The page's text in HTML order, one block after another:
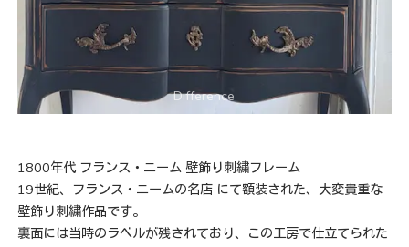
1800年代 フランス・ニーム 壁飾り刺繍フレーム
19世紀、フランス・ニームの名店 にて額装された、大変貴重な
壁飾り刺繍作品です。
裏面には当時のラベルが残されており、この工房で仕立てられた